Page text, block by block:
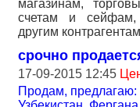
магазинам,
счетам и сейфам,
другим
срочно
17-09-2015 12:45
Продам,